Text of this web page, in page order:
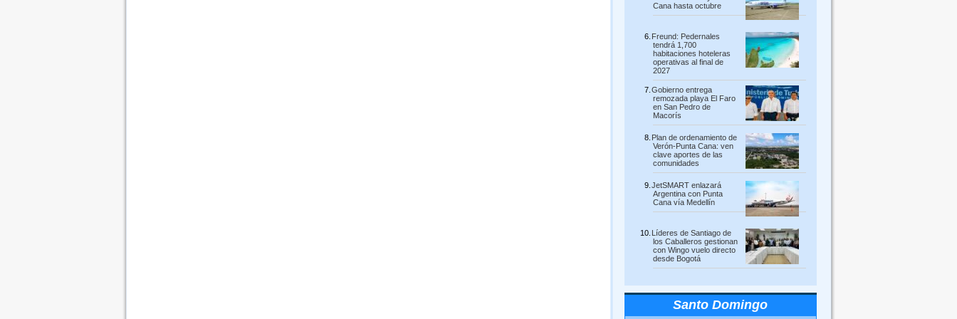
Cana hasta octubre
Freund: Pedernales
tendrá 1,700
habitaciones hoteleras
operativas al final de
2027
Gobierno entrega
remozada playa El Faro
en San Pedro de
Macorís
Plan de ordenamiento de
Verón-Punta Cana: ven
clave aportes de las
comunidades
JetSMART enlazará
Argentina con Punta
Cana vía Medellín
Líderes de Santiago de
los Caballeros gestionan
con Wingo vuelo directo
desde Bogotá
Santo Domingo